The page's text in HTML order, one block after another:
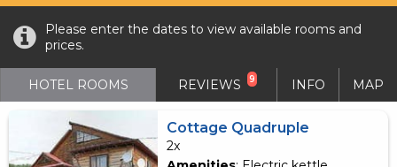
Please enter the dates to view available rooms and
prices.
HOTEL ROOMS REVIEWS 9 INFO MAP
Cottage Quadruple
2x